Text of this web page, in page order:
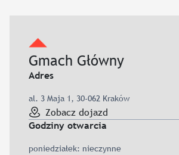
Gmach Główny
Adres
al. 3 Maja 1, 30-062 Kraków
Zobacz dojazd
Godziny otwarcia
poniedziałek: nieczynne